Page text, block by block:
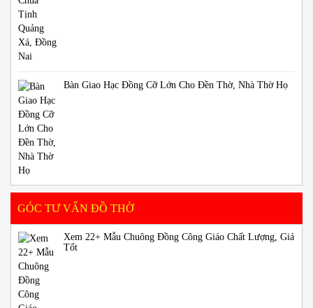
Bàn Giao Hạc Đồng Cỡ Lớn Cho Đền Thờ, Nhà Thờ Họ
GÓC TƯ VẤN ĐỒ THỜ
Xem 22+ Mẫu Chuông Đồng Công Giáo Chất Lượng, Giá
Tốt